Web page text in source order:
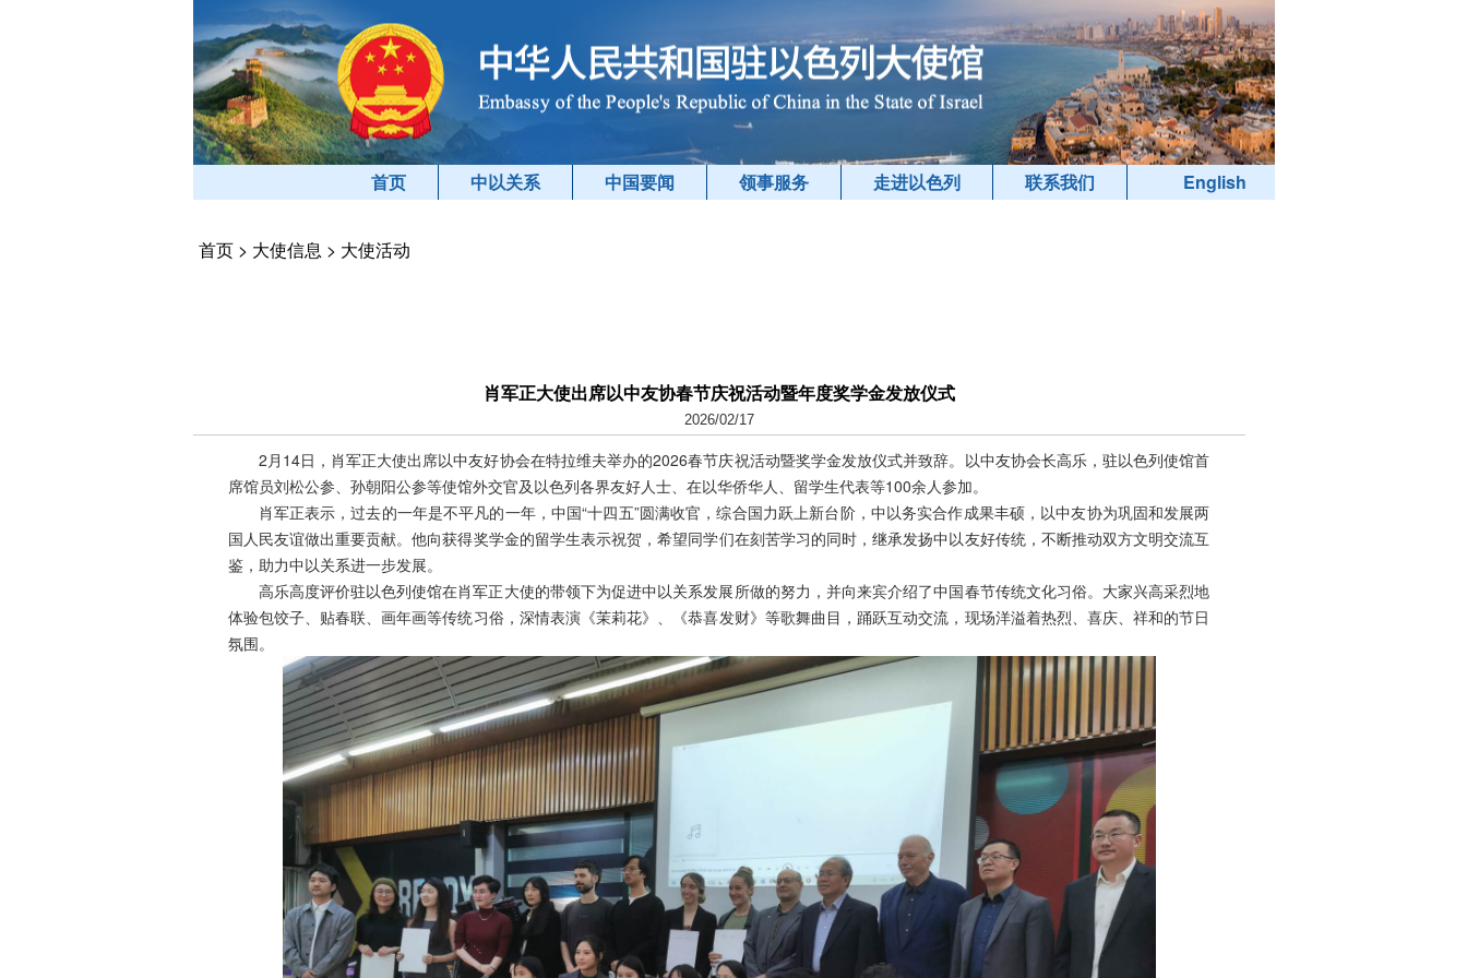
首页 中以关系 中国要闻 领事服务 走进以色列 联系我们 English
首页> 大使信息 > 大使活动
肖军正大使出席以中友协春节庆祝活动暨年度奖学金发放仪式
2026/02/17
2月14日，肖军正大使出席以中友好协会在特拉维夫举办的2026春节庆祝活动暨奖学金发放仪式并致辞。以中友协会长高乐，驻以色列使馆首
席馆员刘松公参、孙朝阳公参等使馆外交官及以色列各界友好人士、在以华侨华人、留学生代表等100余人参加。
肖军正表示，过去的一年是不平凡的一年，中国“十四五”圆满收官，综合国力跃上新台阶，中以务实合作成果丰硕，以中友协为巩固和发展两
国人民友谊做出重要贡献。他向获得奖学金的留学生表示祝贺，希望同学们在刻苦学习的同时，继承发扬中以友好传统，不断推动双方文明交流互
鉴，助力中以关系进一步发展。
高乐高度评价驻以色列使馆在肖军正大使的带领下为促进中以关系发展所做的努力，并向来宾介绍了中国春节传统文化习俗。大家兴高采烈地
体验包饺子、贴春联、画年画等传统习俗，深情表演《茉莉花》、《恭喜发财》等歌舞曲目，踊跃互动交流，现场洋溢着热烈、喜庆、祥和的节日
氛围。